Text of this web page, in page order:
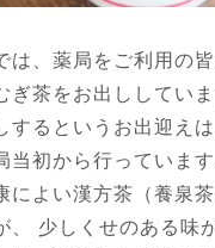
は、薬局をご利用の
ぎ茶をお出ししていま
するというお出迎え
当初から行っています
によい漢方茶（養泉
、 少しくせのある味